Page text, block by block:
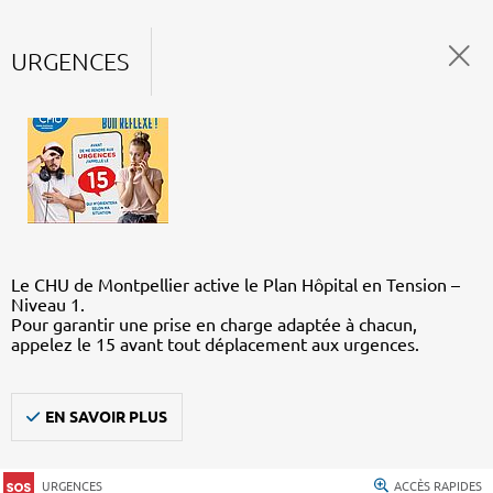
URGENCES
Le CHU de Montpellier active le Plan Hôpital en Tension –
Niveau 1.
Pour garantir une prise en charge adaptée à chacun,
appelez le 15 avant tout déplacement aux urgences.
EN SAVOIR PLUS
URGENCES ACCÈS RAPIDES